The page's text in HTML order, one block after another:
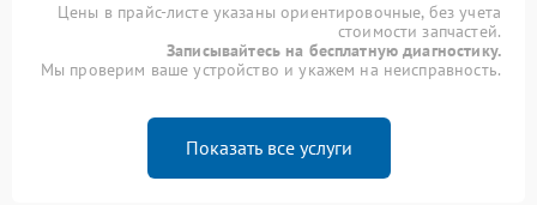
Цены в прайс-листе указаны ориентировочные, без учета
стоимости запчастей.
Записывайтесь на бесплатную диагностику.
Мы проверим ваше устройство и укажем на неисправность.
Показать все услуги